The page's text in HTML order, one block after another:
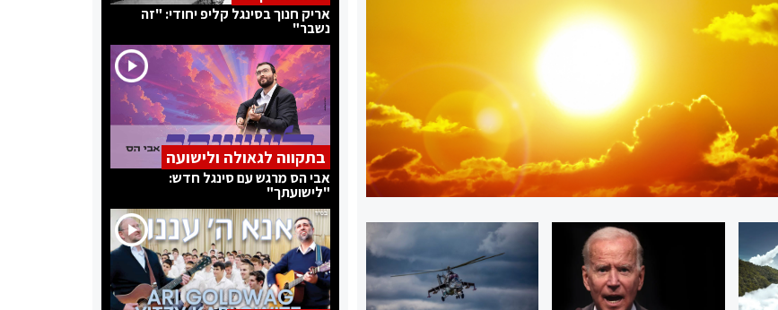
אריק חנוך בסינגל קליפ יחודי: "זה
נשבר"
בתקווה לגאולה ולישועה
אבי הס מרגש עם סינגל חדש:
"לישועתך"